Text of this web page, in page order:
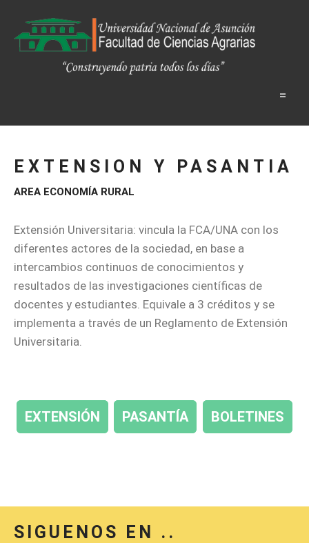
=
EXTENSION Y PASANTIA
AREA ECONOMÍA RURAL
Extensión Universitaria: vincula la FCA/UNA con los
diferentes actores de la sociedad, en base a
intercambios continuos de conocimientos y
resultados de las investigaciones científicas de
docentes y estudiantes. Equivale a 3 créditos y se
implementa a través de un Reglamento de Extensión
Universitaria.
EXTENSIÓN PASANTÍA BOLETINES
SIGUENOS EN ..